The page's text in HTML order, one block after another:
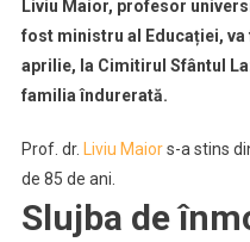
Liviu Maior, profesor
fost ministru al Educației,
aprilie, la Cimitirul Sfântul
familia îndurerată.
Prof. dr. Liviu Maiors-a stins
de 85 de ani.
Slujba de